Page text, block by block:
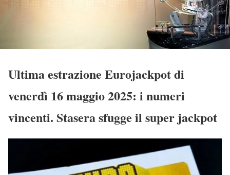
Ultima estrazione Eurojackpot di
venerdì 16 maggio 2025: i numeri
vincenti. Stasera sfugge il super jackpot